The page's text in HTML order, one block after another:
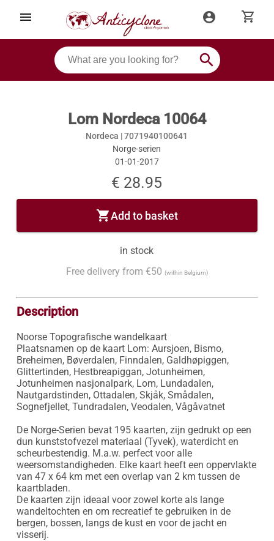
menu account_circle shopping_cart
search
Lom Nordeca 10064
Nordeca |7071940100641
Norge-serien
01-01-2017
€ 28.95
shopping_cartAdd to basket
in stock
Free delivery from €50 (within Belgium)
Description
Noorse Topografische wandelkaart
Plaatsnamen op de kaart Lom: Aursjoen, Bismo,
Breheimen, Bøverdalen, Finndalen, Galdhøpiggen,
Glittertinden, Hestbreapiggan, Jotunheimen,
Jotunheimen nasjonalpark, Lom, Lundadalen,
Nautgardstinden, Ottadalen, Skjåk, Smådalen,
Sognefjellet, Tundradalen, Veodalen, Vågåvatnet
De Norge-Serien bevat 195 kaarten, zijn gedrukt op een
dun kunststofvezel materiaal (Tyvek), waterdicht en
scheurbestendig. M.a.w. perfect voor alle
weersomstandigheden. Elke kaart heeft een oppervlakte
van 47 x 64 km met een overlap van 2 km tussen de
kaartbladen.
De kaarten zijn ideaal voor zowel korte als lange
wandeltochten en om recreatief te gebruiken in de
bergen, bossen, langs de kust en voor de jacht en
visserij.